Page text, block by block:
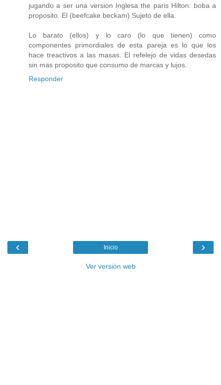
jugando a ser una version Inglesa the paris Hilton: boba a
proposito. El (beefcake beckam) Sujeto de ella.
Lo barato (ellos) y lo caro (lo que tienen) como
componentes primordiales de esta pareja es lo que los
hace treactivos a las masas. El refelejo de vidas desedas
sin mas proposito que consumo de marcas y lujos.
Responder
‹ ›
Inicio
Ver versión web